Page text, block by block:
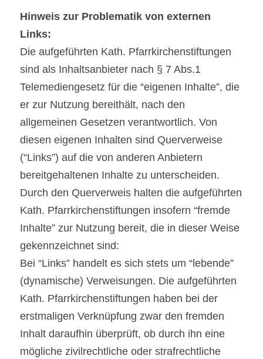
Hinweis zur Problematik von externen
Links:
Die aufgeführten Kath. Pfarrkirchenstiftungen
sind als Inhaltsanbieter nach § 7 Abs.1
Telemediengesetz für die “eigenen Inhalte”, die
er zur Nutzung bereithält, nach den
allgemeinen Gesetzen verantwortlich. Von
diesen eigenen Inhalten sind Querverweise
(“Links”) auf die von anderen Anbietern
bereitgehaltenen Inhalte zu unterscheiden.
Durch den Querverweis halten die aufgeführten
Kath. Pfarrkirchenstiftungen insofern “fremde
Inhalte” zur Nutzung bereit, die in dieser Weise
gekennzeichnet sind:
Bei “Links” handelt es sich stets um “lebende”
(dynamische) Verweisungen. Die aufgeführten
Kath. Pfarrkirchenstiftungen haben bei der
erstmaligen Verknüpfung zwar den fremden
Inhalt daraufhin überprüft, ob durch ihn eine
mögliche zivilrechtliche oder strafrechtliche